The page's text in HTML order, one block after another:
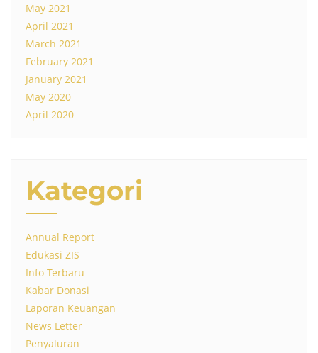
May 2021
April 2021
March 2021
February 2021
January 2021
May 2020
April 2020
Kategori
Annual Report
Edukasi ZIS
Info Terbaru
Kabar Donasi
Laporan Keuangan
News Letter
Penyaluran